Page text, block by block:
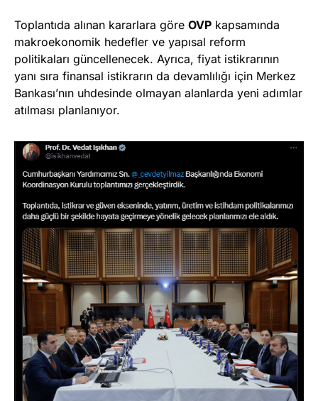
Toplantıda alınan kararlara göre OVP kapsamında
makroekonomik hedefler ve yapısal reform
politikaları güncellenecek. Ayrıca, fiyat istikrarının
yanı sıra finansal istikrarın da devamlılığı için Merkez
Bankası’nın uhdesinde olmayan alanlarda yeni adımlar
atılması planlanıyor.